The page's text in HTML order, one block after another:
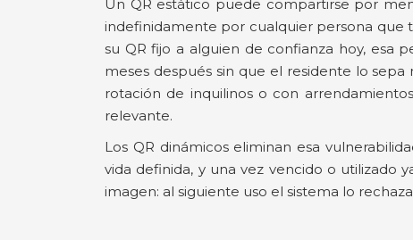
Un QR estático puede compartirse por
indefinidamente por cualquier persona que
su QR fijo a alguien de confianza hoy, esa
meses después sin que el residente lo
rotación de inquilinos o con
relevante.
Los QR dinámicos eliminan esa
vida definida, y una vez vencido o utilizado
imagen: al siguiente uso el sistema lo